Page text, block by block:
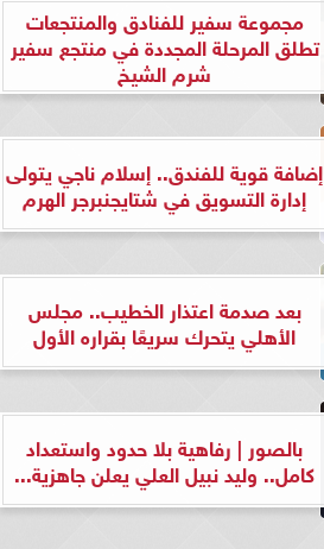
مجموعة سفير للفنادق والمنتجعات
تطلق المرحلة المجددة في منتجع سفير
شرم الشيخ
إضافة قوية للفندق.. إسلام ناجي يتولى
إدارة التسويق في شتايجنبرجر الهرم
بعد صدمة اعتذار الخطيب.. مجلس
الأهلي يتحرك سريعًا بقراره الأول
بالصور | رفاهية بلا حدود واستعداد
كامل.. وليد نبيل العلي يعلن جاهزية...